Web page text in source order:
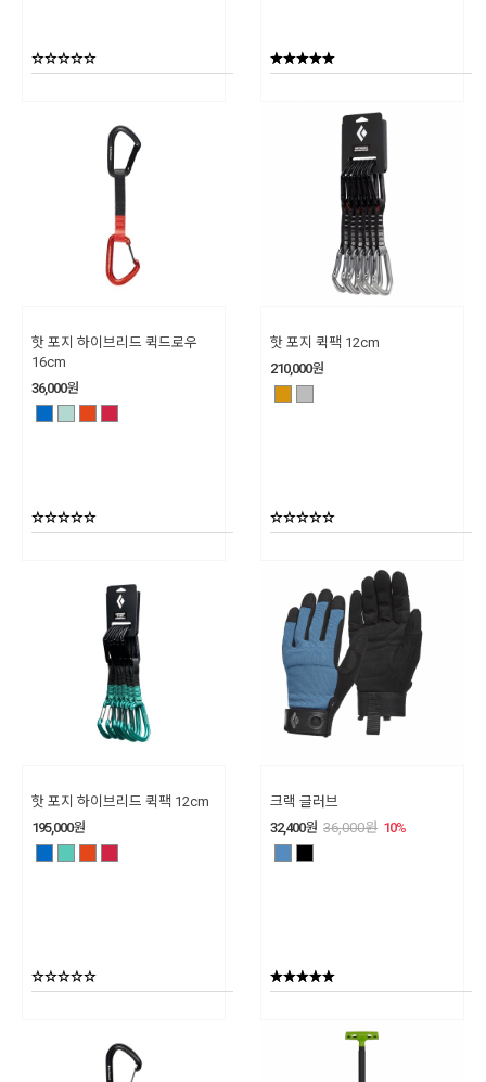
핫 포지 하이브리드 퀵드로우
16cm
36,000원
핫 포지 퀵팩 12cm
210,000원
핫 포지 하이브리드 퀵팩 12cm
195,000원
크랙 글러브
32,400원 36,000원 10%